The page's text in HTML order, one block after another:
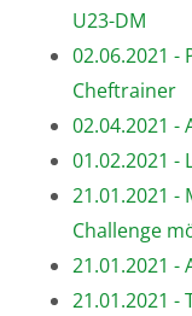
U23-DM
02.06.2021
Cheftrainer
02.04.2021 -
01.02.2021 -
21.01.2021
Challenge
21.01.2021 -
21.01.2021